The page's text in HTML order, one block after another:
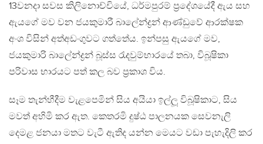
13වනදා සවස කිලිනොච්චියේ, ධර්මපුරම් ප්‍රදේශයේදී ඇය සහ
ඇයගේ මව වන ජයකුමාරී බාලේන්ද්‍රන් ආණ්ඩුවේ ආරක්ෂක
අංශ විසින් අත්අඩංගුවට ගත්තේය. ඉන්පසු ඇයගේ මව,
ජයකුමාරි බාලේන්ද්‍රන් බූස්ස රැදවුම්භාරයේ තබා, විබූෂිකා
පරිවාස භාරයට පත් කල බව ප්‍රකාශ විය.
සෑම තැන්හීදීම වැළපෙමින් සිය අයියා ඉල්ලූ විබූෂිකාට, සිය
මවත් අහිමි කර ඇත. කෙතරමි දුෂ්ඨ පාලනයක සෙවනැලි
දෙමළ ජනයා මතට වැටී ඇතිද යන්න මෙයට වඩා පැහැදිලි කර